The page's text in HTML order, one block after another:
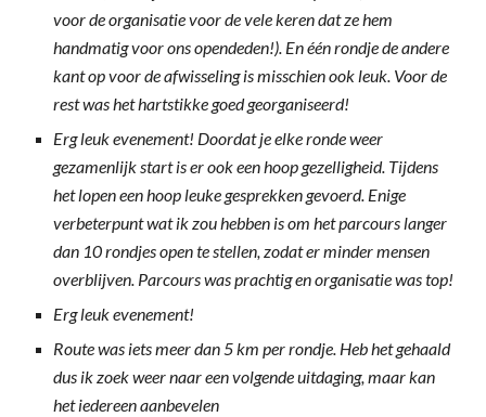
voor de organisatie voor de vele keren dat ze hem
handmatig voor ons opendeden!). En één rondje de andere
kant op voor de afwisseling is misschien ook leuk. Voor de
rest was het hartstikke goed georganiseerd!
Erg leuk evenement! Doordat je elke ronde weer
gezamenlijk start is er ook een hoop gezelligheid. Tijdens
het lopen een hoop leuke gesprekken gevoerd. Enige
verbeterpunt wat ik zou hebben is om het parcours langer
dan 10 rondjes open te stellen, zodat er minder mensen
overblijven. Parcours was prachtig en organisatie was top!
Erg leuk evenement!
Route was iets meer dan 5 km per rondje. Heb het gehaald
dus ik zoek weer naar een volgende uitdaging, maar kan
het iedereen aanbevelen